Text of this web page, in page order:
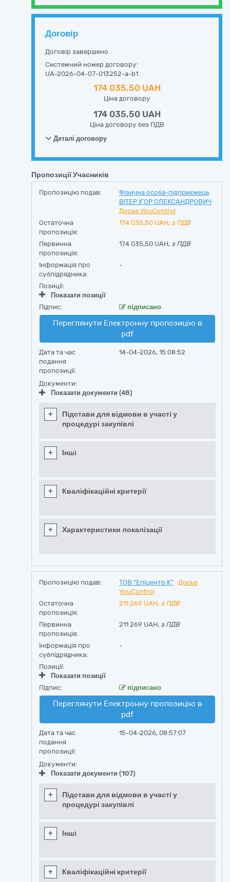
Договір
Договір завершено
Системний номер договору:
UA-2026-04-07-013252-a-b1
174 035,50 UAH
Ціна договору
174 035,50 UAH
Ціна договору без ПДВ
Деталі договору
Пропозиції Учасників
Пропозицію подав:
Фізична особа-підприємець
ВІТЕР ІГОР ОЛЕКСАНДРОВИЧ
Досьє YouControl
Остаточна
пропозиція:
174 035,50 UAH, з ПДВ
Первинна
пропозиція:
174 035,50 UAH, з ПДВ
Інформація про
субпідрядника:
-
Позиції:
Показати позиції
Підпис:
підписано
Переглянути Електронну пропозицію в
pdf
Дата та час
подання
пропозиції:
14-04-2026, 15:08:52
Документи:
Показати документи (48)
+
Підстави для відмови в участі у
процедурі закупівлі
+ Інші
+ Кваліфікаційні критерії
+ Характеристики локалізації
Пропозицію подав: ТОВ "Епіцентр К"
Досьє
YouControl
Остаточна
пропозиція:
211 269 UAH, з ПДВ
Первинна
пропозиція:
211 269 UAH, з ПДВ
Інформація про
субпідрядника:
-
Позиції:
Показати позиції
Підпис:
підписано
Переглянути Електронну пропозицію в
pdf
Дата та час
подання
пропозиції:
15-04-2026, 08:57:07
Документи:
Показати документи (107)
+
Підстави для відмови в участі у
процедурі закупівлі
+ Інші
+ Кваліфікаційні критерії